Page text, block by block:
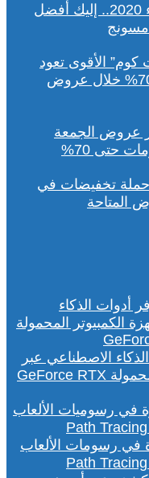
تخفيضات الجمعة البيضاء 2020.. إليك أفضل
الأقوى تعود
مجدداً.. تخفيضات حتى 70% خلال عروض
عروض الجمعة
حتى 70%
تخفيضات في
المتاحة
الاصطناعي عبر
أجهزة الكمبيوتر المحمولة GeForce RTX
في رسومات الألعاب